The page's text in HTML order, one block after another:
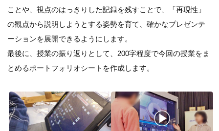
ことや、視点のはっきりした記録を残すことで、「再現性」
の観点から説明しようとする姿勢を育て、確かなプレゼンテ
ーションを展開できるようにします。
最後に、授業の振り返りとして、200字程度で今回の授業をま
とめるポートフォリオシートを作成します。